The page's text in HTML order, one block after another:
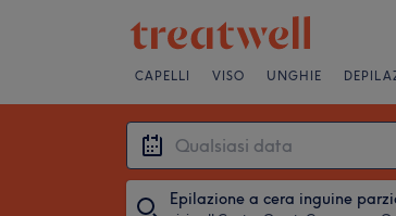
CAPELLI VISO UNGHIE
Epilazione a cera inguine